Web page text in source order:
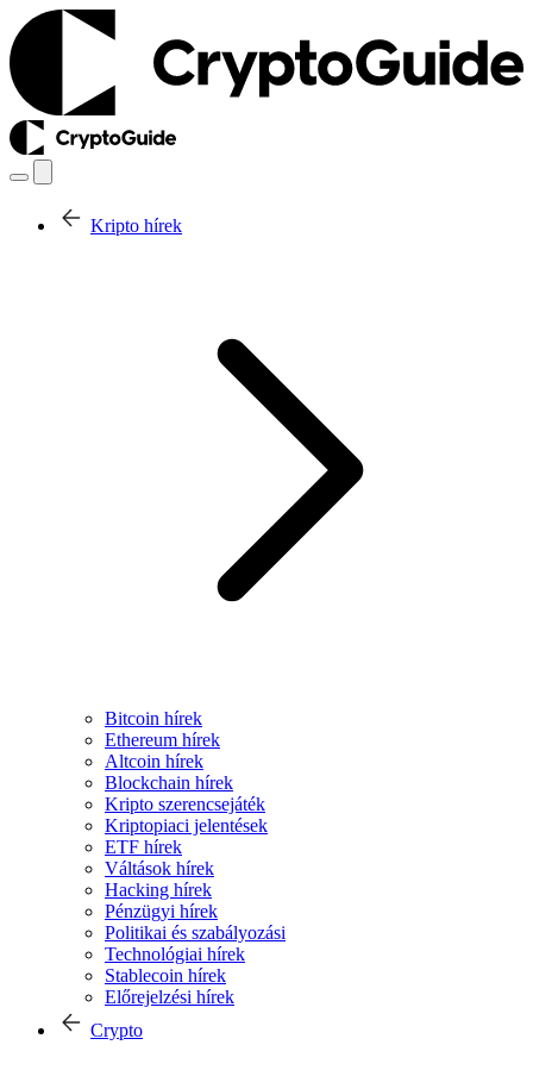
Kripto hírek
Bitcoin hírek
Ethereum hírek
Altcoin hírek
Blockchain hírek
Kripto szerencsejáték
Kriptopiaci jelentések
ETF hírek
Váltások hírek
Hacking hírek
Pénzügyi hírek
Politikai és szabályozási
Technológiai hírek
Stablecoin hírek
Előrejelzési hírek
Crypto